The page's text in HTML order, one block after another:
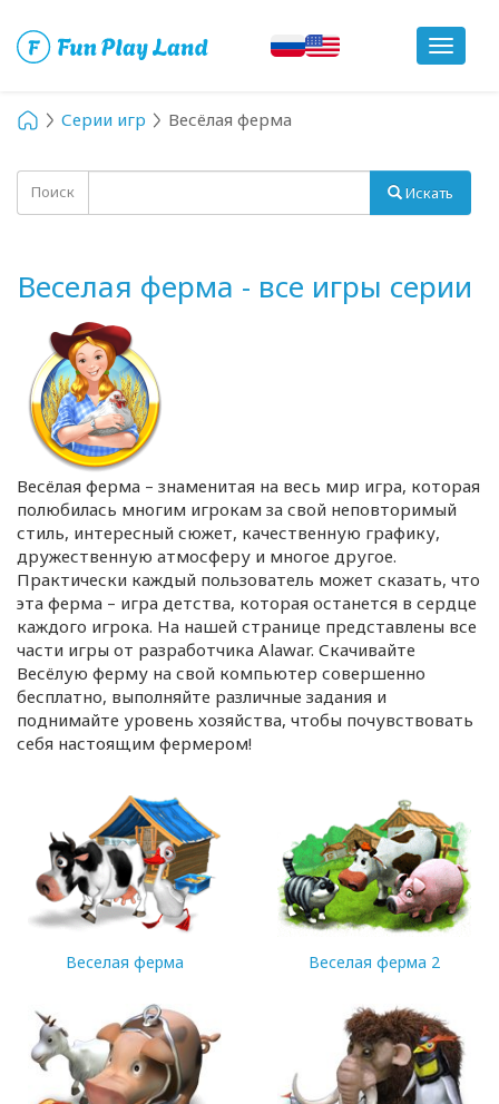
Toggle
Серии игр Весёлая ферма
Поиск Искать
Веселая ферма - все игры серии
Весёлая ферма – знаменитая на весь мир игра, которая
полюбилась многим игрокам за свой неповторимый
стиль, интересный сюжет, качественную графику,
дружественную атмосферу и многое другое.
Практически каждый пользователь может сказать, что
эта ферма – игра детства, которая останется в сердце
каждого игрока. На нашей странице представлены все
части игры от разработчика Alawar. Скачивайте
Весёлую ферму на свой компьютер совершенно
бесплатно, выполняйте различные задания и
поднимайте уровень хозяйства, чтобы почувствовать
себя настоящим фермером!
Веселая ферма Веселая ферма 2